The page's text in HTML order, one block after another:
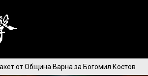
от Община Варна за Богомил Костов